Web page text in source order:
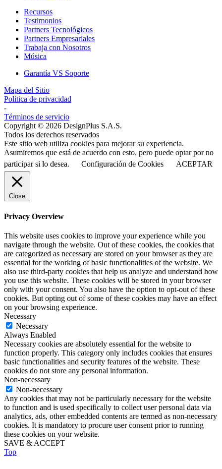
Recursos
Testimonios
Partners Tecnológicos
Partners Empresariales
Trabaja con Nosotros
Música
Garantía VS Soporte
Mapa del Sitio
Política de privacidad
-
Términos de servicio
Copyright © 2026 DesignPlus S.A.S.
Todos los derechos reservados
Este sitio web utiliza cookies para mejorar su experiencia.
Asumiremos que está de acuerdo con esto, pero puede optar por no
participar si lo desea.
Configuración de Cookies ACEPTAR
Close
Privacy Overview
This website uses cookies to improve your experience while you
navigate through the website. Out of these cookies, the cookies that
are categorized as necessary are stored on your browser as they are
essential for the working of basic functionalities of the website. We
also use third-party cookies that help us analyze and understand how
you use this website. These cookies will be stored in your browser
only with your consent. You also have the option to opt-out of these
cookies. But opting out of some of these cookies may have an effect
on your browsing experience.
Necessary
Necessary
Always Enabled
Necessary cookies are absolutely essential for the website to
function properly. This category only includes cookies that ensures
basic functionalities and security features of the website. These
cookies do not store any personal information.
Non-necessary
Non-necessary
Any cookies that may not be particularly necessary for the website
to function and is used specifically to collect user personal data via
analytics, ads, other embedded contents are termed as non-necessary
cookies. It is mandatory to procure user consent prior to running
these cookies on your website.
SAVE & ACCEPT
Top